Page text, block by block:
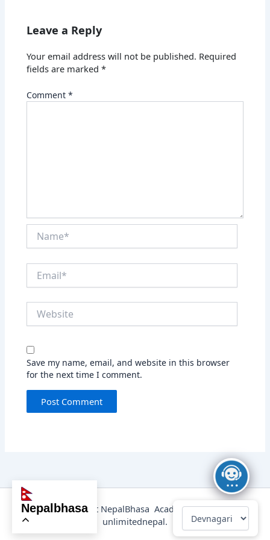
Leave a Reply
Your email address will not be published. Required
fields are marked*
Comment*
Save my name, email, and website in this browser
for the next time I comment.
@2025 Copyright NepalBhasa Academy Powered by
unlimitednepal.
nepalbhasa